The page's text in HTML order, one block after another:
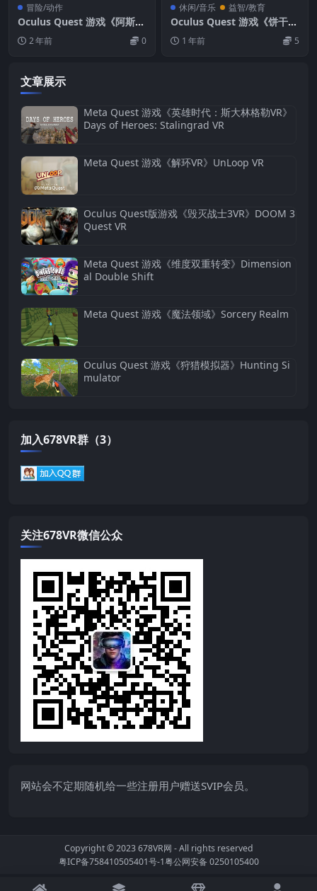
冒险/动作
Oculus Quest 游戏《阿斯加
德之怒 2 汉化中文版》Asgar
ds Wrath 2
2 年前 0
休闲/音乐 益智/教育
Oculus Quest 游戏《饼干跑
酷：至暗之夜 ~ 第 1 章 ~》C
ookieRun: The Darkest Ni
1 年前 5
文章展示
Meta Quest 游戏《英雄时代：斯大林格勒VR》
Days of Heroes: Stalingrad VR
Meta Quest 游戏《解环VR》UnLoop VR
Oculus Quest版游戏《毁灭战士3VR》DOOM 3
Quest VR
Meta Quest 游戏《维度双重转变》Dimension
al Double Shift
Meta Quest 游戏《魔法领域》Sorcery Realm
Oculus Quest 游戏《狩猎模拟器》Hunting Si
mulator
加入678VR群（3）
关注678VR微信公众
网站会不定期随机给一些注册用户赠送SVIP会员。
Copyright © 2023678VR网 - All rights reserved
粤ICP备758410505401号-1粤公网安备 0250105400